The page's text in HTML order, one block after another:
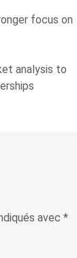
focus on
analysis to
avec *